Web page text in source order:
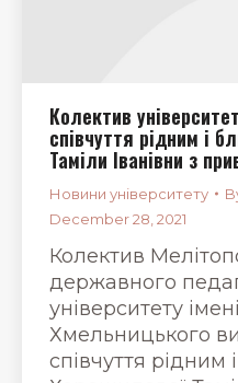
Колектив
співчуття рідним і
Таміли Іванівни з
Новини університету
December 28, 2021
Колектив
державного
університету
Хмельницького
співчуття рідним